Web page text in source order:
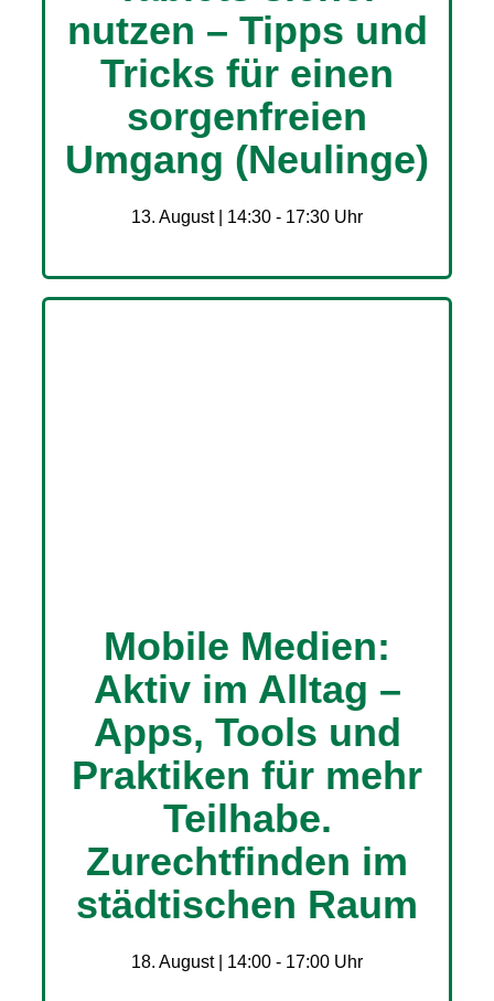
nutzen – Tipps und
Tricks für einen
sorgenfreien
Umgang (Neulinge)
13. August | 14:30 - 17:30
Mobile Medien:
Aktiv im Alltag –
Apps, Tools und
Praktiken für mehr
Teilhabe.
Zurechtfinden im
städtischen Raum
18. August | 14:00 - 17:00